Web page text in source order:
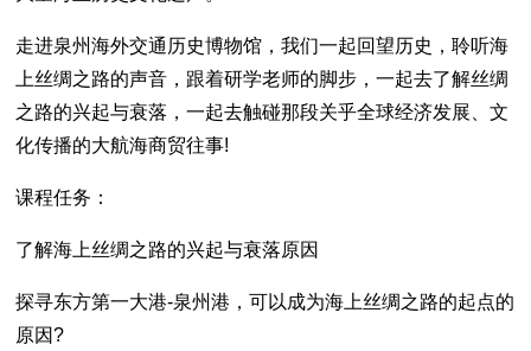
走进泉州海外交通历史博物馆，我们一起回望历史，聆听海
上丝绸之路的声音，跟着研学老师的脚步，一起去了解丝绸
之路的兴起与衰落，一起去触碰那段关乎全球经济发展、文
化传播的大航海商贸往事!
课程任务：
了解海上丝绸之路的兴起与衰落原因
探寻东方第一大港-泉州港，可以成为海上丝绸之路的起点的
原因?